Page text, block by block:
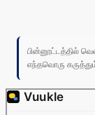
பின்னூட்டத்தில்
எந்தவொரு